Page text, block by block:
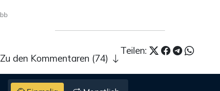
bb
Teilen:
Zu den Kommentaren (74)